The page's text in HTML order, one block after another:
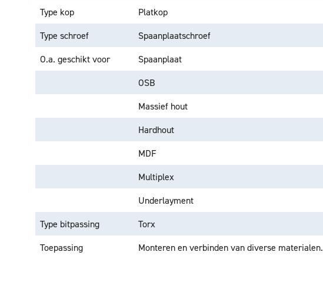
Type kop
Platkop
Type schroef
Spaanplaatschroef
O.a. geschikt voor
Spaanplaat
OSB
Massief hout
Hardhout
MDF
Multiplex
Underlayment
Type bitpassing
Torx
Toepassing
Monteren en verbinden van diverse materialen.